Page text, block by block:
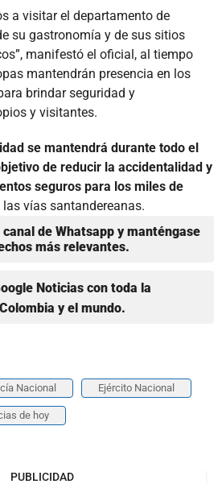
a visitar el departamento de
su gastronomía y de sus sitios
manifestó el oficial, al tiempo
mantendrán presencia en los
brindar seguridad y
y visitantes.
se mantendrá durante todo el
de reducir la accidentalidad y
seguros para los miles de
las vías santandereanas.
de Whatsapp y manténgase
más relevantes.
Noticias con toda la
y el mundo.
Nacional Ejército Nacional
de hoy
PUBLICIDAD